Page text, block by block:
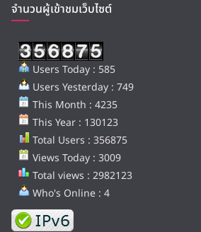
จำนวนผู้เข้าชมเว็บไซต์
Users Today : 585
Users Yesterday : 749
This Month : 4235
This Year : 130123
Total Users : 356875
Views Today : 3009
Total views : 2982123
Who's Online : 4